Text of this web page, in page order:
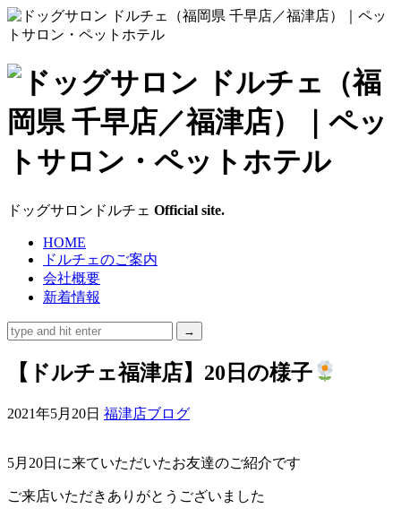
ド
ッ
グ
サ
ロ
ン
ド
ル
（福
ドッグサロンドルチェ Official site.
HOME
ドルチェのご案内
会社概要
新着情報
【ドルチェ福津店】20日の様子
2021年5月20日 福津店ブログ
5月20日に来ていただいたお友達のご紹介です
ご来店いただきありがとうございました